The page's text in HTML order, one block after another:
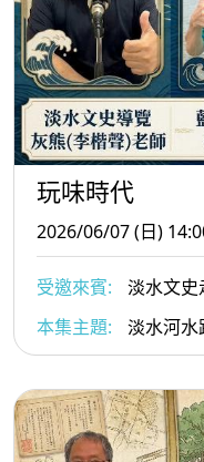
玩味時代
2026/06/07 (日)
受邀來賓:
淡水文史
色公路導覽 – 鄭麗真
本集主題: 淡水河水